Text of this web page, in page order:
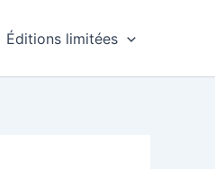
Éditions limitées